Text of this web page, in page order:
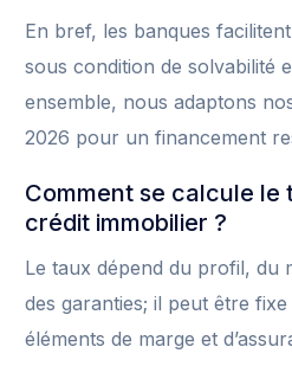
En bref, les banques
sous condition de solvabilité
ensemble, nous adaptons
2026 pour un financement
Comment se calcule le
crédit immobilier ?
Le taux dépend du profil, du
des garanties; il peut être
éléments de marge et